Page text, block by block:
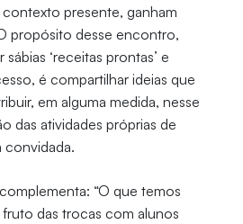
presente, ganham
propósito desse encontro,
‘receitas prontas’ e
é compartilhar ideias que
em alguma medida, nesse
das atividades próprias de
convidada.
“O que temos
das trocas com alunos